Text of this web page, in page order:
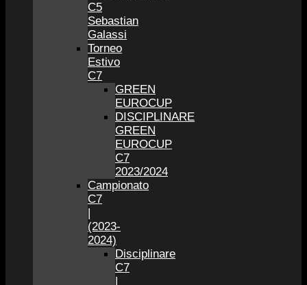
C5
Sebastian
Galassi
Torneo
Estivo
C7
GREEN
EUROCUP
DISCIPLINARE
GREEN
EUROCUP
C7
2023/2024
Campionato
C7
|
(2023-
2024)
Disciplinare
C7
|